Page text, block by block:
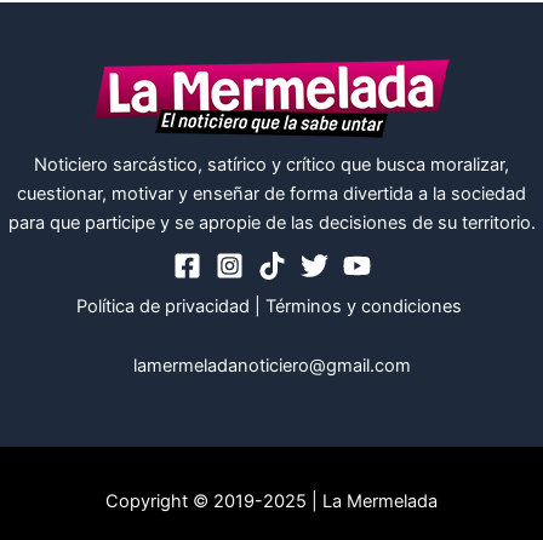
Noticiero sarcástico, satírico y crítico que busca moralizar,
cuestionar, motivar y enseñar de forma divertida a la sociedad
para que participe y se apropie de las decisiones de su territorio.
Política de privacidad Términos y condiciones
lamermeladanoticiero@gmail.com
Copyright © 2019-2025 | La Mermelada